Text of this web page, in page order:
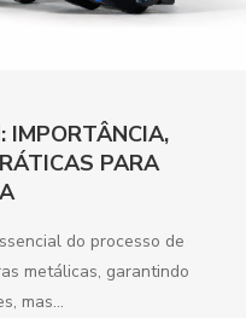
IMPORTÂNCIA,
PARA
do processo de
metálicas, garantindo
mas...